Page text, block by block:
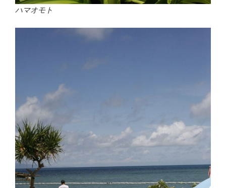
ハマオモト